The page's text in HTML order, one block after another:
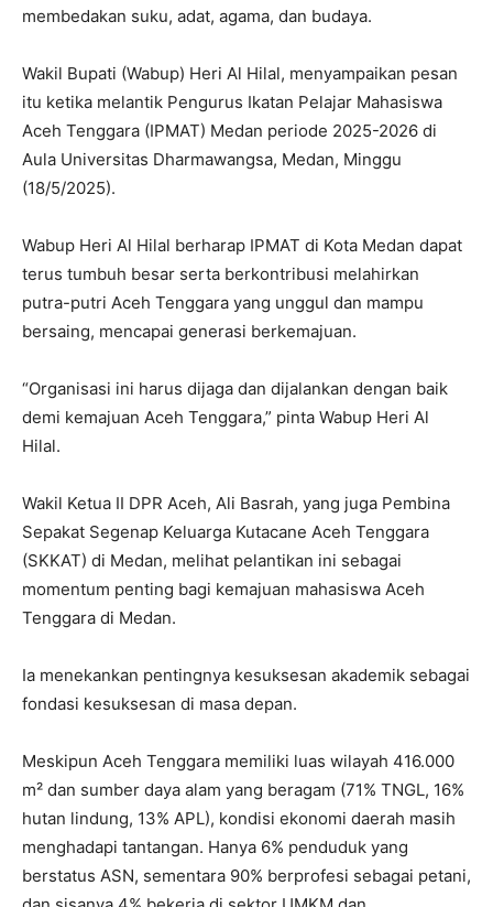
membedakan suku, adat, agama, dan budaya.
Wakil Bupati (Wabup) Heri Al Hilal, menyampaikan pesan
itu ketika melantik Pengurus Ikatan Pelajar Mahasiswa
Aceh Tenggara (IPMAT) Medan periode 2025-2026 di
Aula Universitas Dharmawangsa, Medan, Minggu
(18/5/2025).
Wabup Heri Al Hilal berharap IPMAT di Kota Medan dapat
terus tumbuh besar serta berkontribusi melahirkan
putra-putri Aceh Tenggara yang unggul dan mampu
bersaing, mencapai generasi berkemajuan.
“Organisasi ini harus dijaga dan dijalankan dengan baik
demi kemajuan Aceh Tenggara,” pinta Wabup Heri Al
Hilal.
Wakil Ketua II DPR Aceh, Ali Basrah, yang juga Pembina
Sepakat Segenap Keluarga Kutacane Aceh Tenggara
(SKKAT) di Medan, melihat pelantikan ini sebagai
momentum penting bagi kemajuan mahasiswa Aceh
Tenggara di Medan.
Ia menekankan pentingnya kesuksesan akademik sebagai
fondasi kesuksesan di masa depan.
Meskipun Aceh Tenggara memiliki luas wilayah 416.000
m² dan sumber daya alam yang beragam (71% TNGL, 16%
hutan lindung, 13% APL), kondisi ekonomi daerah masih
menghadapi tantangan. Hanya 6% penduduk yang
berstatus ASN, sementara 90% berprofesi sebagai petani,